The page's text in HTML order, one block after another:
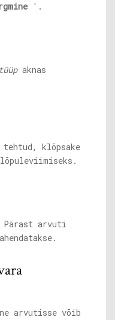
'.
aknas
klõpsake
arvuti
arvutisse võib